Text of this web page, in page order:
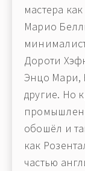
мастера
Марио
Дороти
Энцо Мари,
другие. Но
обошёл и
как
частью